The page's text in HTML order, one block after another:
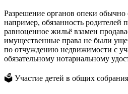
Разрешение органов опеки
например, обязанность родителей
равноценное жильё взамен
имущественные права не были
по отчуждению недвижимости с
обязательному нотариальному
🗳 Участие детей в общих